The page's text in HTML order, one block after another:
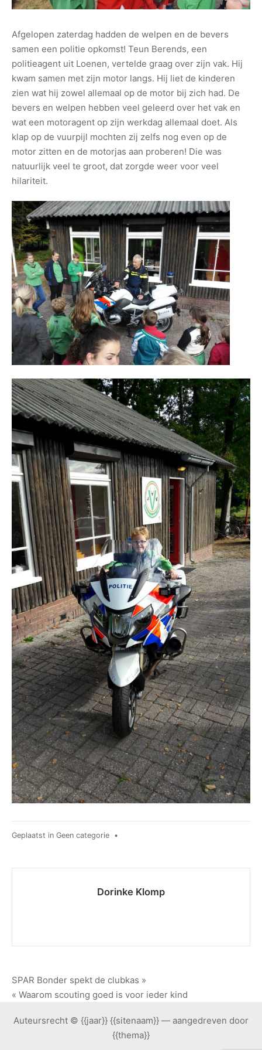
Afgelopen zaterdag hadden de welpen en de bevers
samen een politie opkomst! Teun Berends, een
politieagent uit Loenen, vertelde graag over zijn vak. Hij
kwam samen met zijn motor langs. Hij liet de kinderen
zien wat hij zowel allemaal op de motor bij zich had. De
bevers en welpen hebben veel geleerd over het vak en
wat een motoragent op zijn werkdag allemaal doet. Als
klap op de vuurpijl mochten zij zelfs nog even op de
motor zitten en de motorjas aan proberen! Die was
natuurlijk veel te groot, dat zorgde weer voor veel
hilariteit.
Geplaatst in Geen categorie •
Dorinke Klomp
Bericht
navigatie
SPAR Bonder spekt de clubkas »
« Waarom scouting goed is voor ieder kind
Auteursrecht © {{jaar}} {{sitenaam}} — aangedreven door
{{thema}}